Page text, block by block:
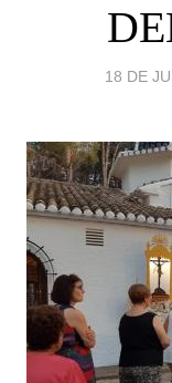
18 DE